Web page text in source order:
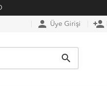
person Üye Girişi person_add
search